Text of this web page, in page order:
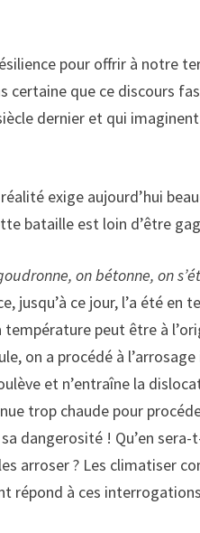
pour offrir à notre
certaine que ce discours
dernier et qui
exige aujourd’hui
bataille est loin d’être
on bétonne, on
jusqu’à ce jour, l’a été
peut être à
on a procédé à
et n’entraîne la
trop chaude pour
dangerosité ! Qu’en
arroser ? Les climatiser
répond à ces